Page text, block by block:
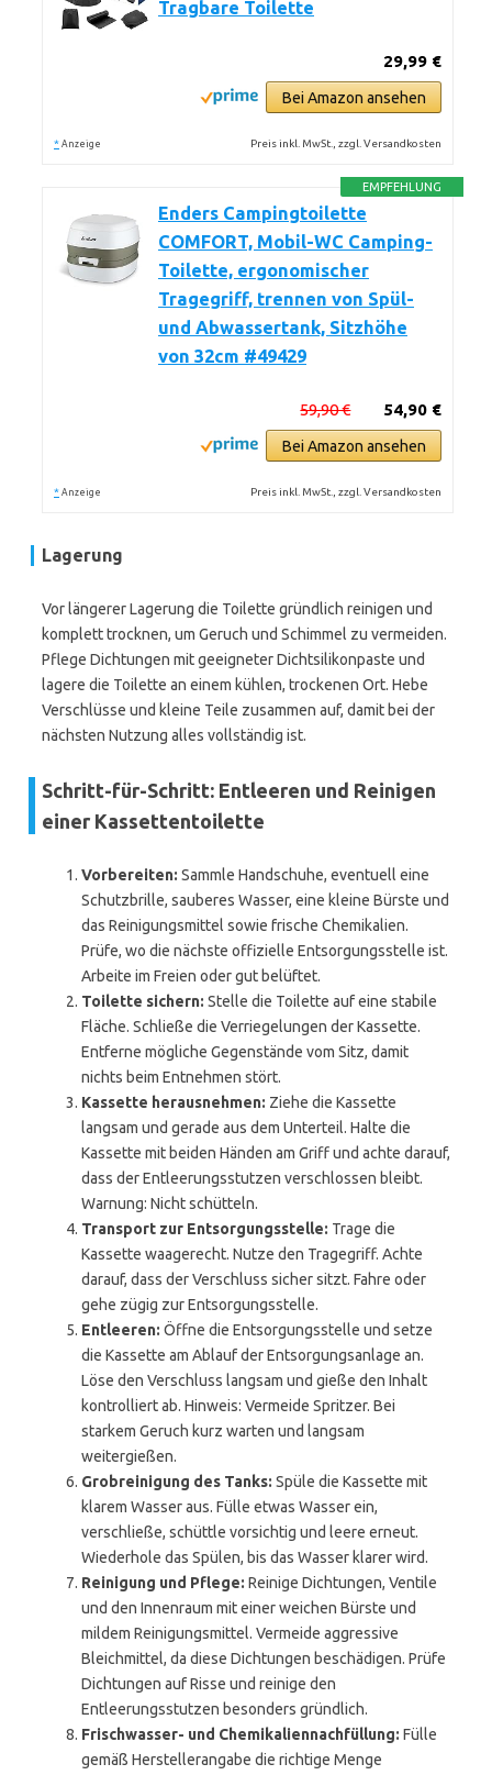
Tragbare Toilette
29,99 €
Bei Amazon ansehen
* Anzeige Preis inkl. MwSt., zzgl. Versandkosten
EMPFEHLUNG
Enders Campingtoilette
COMFORT, Mobil-WC Camping-
Toilette, ergonomischer
Tragegriff, trennen von Spül-
und Abwassertank, Sitzhöhe
von 32cm #49429
54,90 €
59,90 €
Bei Amazon ansehen
* Anzeige Preis inkl. MwSt., zzgl. Versandkosten
Lagerung
Vor längerer Lagerung die Toilette gründlich reinigen und
komplett trocknen, um Geruch und Schimmel zu vermeiden.
Pflege Dichtungen mit geeigneter Dichtsilikonpaste und
lagere die Toilette an einem kühlen, trockenen Ort. Hebe
Verschlüsse und kleine Teile zusammen auf, damit bei der
nächsten Nutzung alles vollständig ist.
Schritt-für-Schritt: Entleeren und Reinigen
einer Kassettentoilette
Vorbereiten: Sammle Handschuhe, eventuell eine
Schutzbrille, sauberes Wasser, eine kleine Bürste und
das Reinigungsmittel sowie frische Chemikalien.
Prüfe, wo die nächste offizielle Entsorgungsstelle ist.
Arbeite im Freien oder gut belüftet.
Toilette sichern: Stelle die Toilette auf eine stabile
Fläche. Schließe die Verriegelungen der Kassette.
Entferne mögliche Gegenstände vom Sitz, damit
nichts beim Entnehmen stört.
Kassette herausnehmen: Ziehe die Kassette
langsam und gerade aus dem Unterteil. Halte die
Kassette mit beiden Händen am Griff und achte darauf,
dass der Entleerungsstutzen verschlossen bleibt.
Warnung: Nicht schütteln.
Transport zur Entsorgungsstelle: Trage die
Kassette waagerecht. Nutze den Tragegriff. Achte
darauf, dass der Verschluss sicher sitzt. Fahre oder
gehe zügig zur Entsorgungsstelle.
Entleeren: Öffne die Entsorgungsstelle und setze
die Kassette am Ablauf der Entsorgungsanlage an.
Löse den Verschluss langsam und gieße den Inhalt
kontrolliert ab. Hinweis: Vermeide Spritzer. Bei
starkem Geruch kurz warten und langsam
weitergießen.
Grobreinigung des Tanks: Spüle die Kassette mit
klarem Wasser aus. Fülle etwas Wasser ein,
verschließe, schüttle vorsichtig und leere erneut.
Wiederhole das Spülen, bis das Wasser klarer wird.
Reinigung und Pflege: Reinige Dichtungen, Ventile
und den Innenraum mit einer weichen Bürste und
mildem Reinigungsmittel. Vermeide aggressive
Bleichmittel, da diese Dichtungen beschädigen. Prüfe
Dichtungen auf Risse und reinige den
Entleerungsstutzen besonders gründlich.
Frischwasser- und Chemikaliennachfüllung: Fülle
gemäß Herstellerangabe die richtige Menge